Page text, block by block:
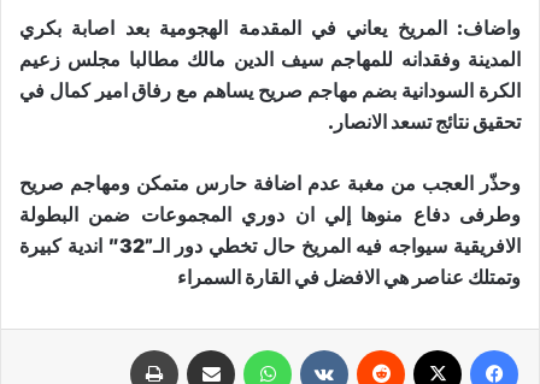
واضاف: المريخ يعاني في المقدمة الهجومية بعد اصابة بكري
المدينة وفقدانه للمهاجم سيف الدين مالك مطالبا مجلس زعيم
الكرة السودانية بضم مهاجم صريح يساهم مع رفاق امير كمال في
تحقيق نتائج تسعد الانصار.
وحذّر العجب من مغبة عدم اضافة حارس متمكن ومهاجم صريح
وطرفى دفاع منوها إلي ان دوري المجموعات ضمن البطولة
الافريقية سيواجه فيه المريخ حال تخطي دور الـ”32″ اندية كبيرة
وتمتلك عناصر هي الافضل في القارة السمراء
واتساب